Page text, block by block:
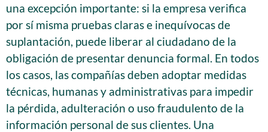
una excepción importante: si la empresa verifica
por sí misma pruebas claras e inequívocas de
suplantación, puede liberar al ciudadano de la
obligación de presentar denuncia formal. En todos
los casos, las compañías deben adoptar medidas
técnicas, humanas y administrativas para impedir
la pérdida, adulteración o uso fraudulento de la
información personal de sus clientes. Una